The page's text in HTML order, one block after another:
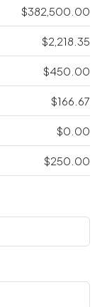
$382,500.00
$2,218.35
$450.00
$166.67
$0.00
$250.00